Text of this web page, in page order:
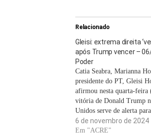
Relacionado
Gleisi: extrema direita
após Trump vencer –
Poder
Catia Seabra, Marianna
presidente do PT, Gleisi
afirmou nesta quarta-feira
vitória de Donald Trump
Unidos serve de alerta
democrático e que é
para o enfrentamento. Ela
6 de novembro de 2024
Em "ACRE"